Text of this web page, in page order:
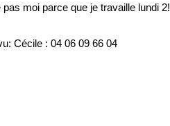
moi parce que je travaille lundi 2!
Cécile : 04 06 09 66 04